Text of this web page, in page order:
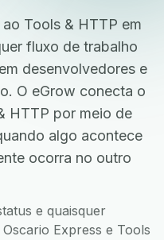
Tools & HTTP em
fluxo de trabalho
desenvolvedores e
O eGrow conecta o
HTTP por meio de
algo acontece
ocorra no outro
e quaisquer
Express e Tools